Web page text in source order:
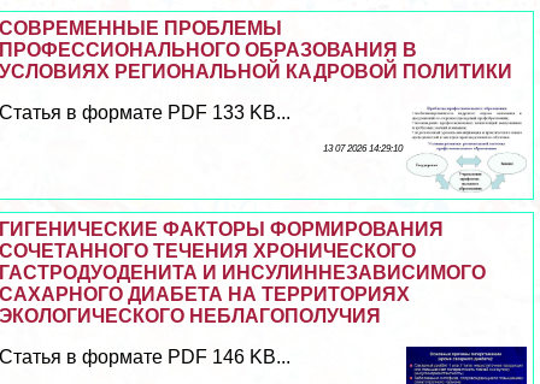
СОВРЕМЕННЫЕ ПРОБЛЕМЫ
ПРОФЕССИОНАЛЬНОГО ОБРАЗОВАНИЯ В
УСЛОВИЯХ РЕГИОНАЛЬНОЙ КАДРОВОЙ ПОЛИТИКИ
Статья в формате PDF 133 KB...
13 07 2026 14:29:10
ГИГЕНИЧЕСКИЕ ФАКТОРЫ ФОРМИРОВАНИЯ
СОЧЕТАННОГО ТЕЧЕНИЯ ХРОНИЧЕСКОГО
ГАСТРОДУОДЕНИТА И ИНСУЛИННЕЗАВИСИМОГО
САХАРНОГО ДИАБЕТА НА ТЕРРИТОРИЯХ
ЭКОЛОГИЧЕСКОГО НЕБЛАГОПОЛУЧИЯ
Статья в формате PDF 146 KB...